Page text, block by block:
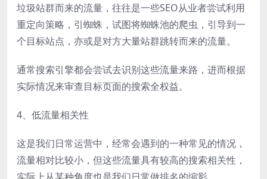
垃圾站群而来的流量，往往是一些SEO从业者尝试利用
重定向策略，引蜘蛛，试图将蜘蛛池的爬虫，引导到一
个目标站点，亦或是对方大量站群跳转而来的流量。
通常搜索引擎都会尝试去识别这些流量来路，进而根据
实际情况来审查目标页面的搜索全权益。
4、低流量相关性
这是我们日常运营中，经常会遇到的一种常见的情况，
流量相对比较小，但这些流量具有较高的搜索相关性，